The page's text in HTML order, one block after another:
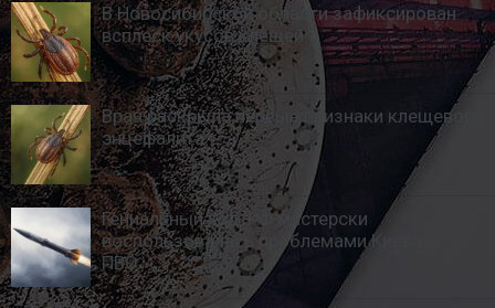
В Новосибирской области зафиксирован
всплеск укусов клещей
Врач раскрыла первые признаки клещевого
энцефалита
Гениальный ход: РФ мастерски
воспользовалась проблемами Киева с
ПВО